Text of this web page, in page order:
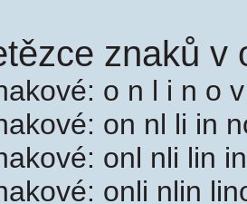
znaků v
o n l i n o
on nl li in
onl nli lin
onli nlin